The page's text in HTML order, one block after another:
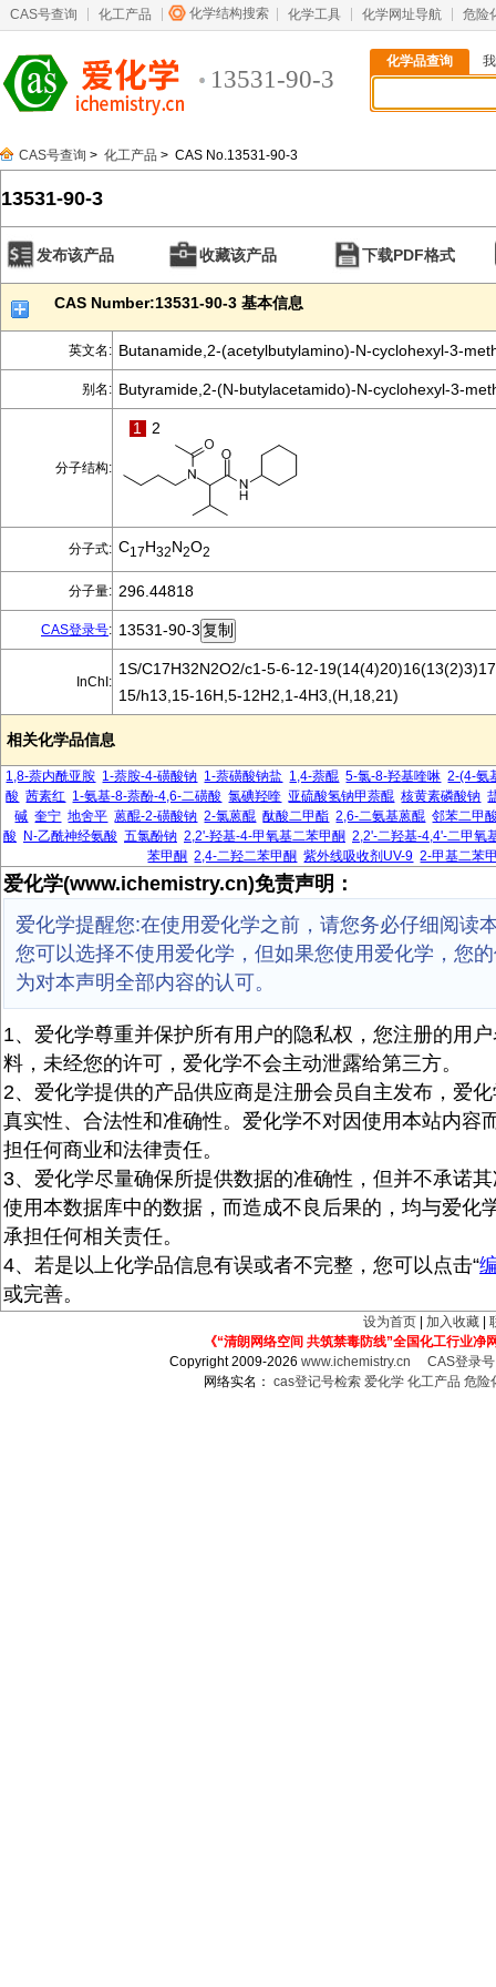
CAS号查询 化工产品 化学结构搜索 化学工具 化学网址导航 危险
13531-90-3
化学品查询
CAS号查询 > 化工产品 > CAS No.13531-90-3
13531-90-3
发布该产品 收藏该产品 下载PDF格式
CAS Number:13531-90-3 基本信息
英文名: Butanamide,2-(acetylbutylamino)-N-cyclohexyl-3-
别名: Butyramide,2-(N-butylacetamido)-N-cyclohexyl-3-
分子结构:
1 2
分子式: C17H32N2O2
分子量: 296.44818
CAS登录号: 13531-90-3
InChI:
1S/C17H32N2O2/c1-5-6-12-
15/h13,15-16H,5-12H2,1-4H3,(H,18,21)
相关化学品信息
1,8-萘内酰亚胺 1-萘胺-4-磺酸钠 1-萘磺酸钠盐 1,4-萘醌 5-氯-8-羟基喹啉 2-(4-氨
酸 茜素红 1-氨基-8-萘酚-4,6-二磺酸 氯碘羟喹 亚硫酸氢钠甲萘醌 核黄素磷酸钠
碱 奎宁 地舍平 蒽醌-2-磺酸钠 2-氯蒽醌 酞酸二甲酯 2,6-二氨基蒽醌 邻苯二甲
酸
N-乙酰神经氨酸 五氯酚钠 2,2'-羟基-4-甲氧基二苯甲酮 2,2'-二羟基-4,4'-二甲氧
苯甲酮 2,4-二羟二苯甲酮 紫外线吸收剂UV-9 2-甲基二苯
爱化学(www.ichemistry.cn)免责声明：
爱化学提醒您:在使用爱化学之前，请您务必仔细阅读
您可以选择不使用爱化学，但如果您使用爱化学，您
为对本声明全部内容的认可。
1、爱化学尊重并保护所有用户的隐私权，您注册的用
料，未经您的许可，爱化学不会主动泄露给第三方。
2、爱化学提供的产品供应商是注册会员自主发布，爱
真实性、合法性和准确性。爱化学不对因使用本站内容
担任何商业和法律责任。
3、爱化学尽量确保所提供数据的准确性，但并不承诺
使用本数据库中的数据，而造成不良后果的，均与爱化
承担任何相关责任。
4、若是以上化学品信息有误或者不完整，您可以点击“
或完善。
设为首页 加入收藏
《“清朗网络空间 共筑禁毒防线”全国化工行业净
Copyright 2009-2026www.ichemistry.cn
CAS登录
网络实名： cas登记号检索 爱化学 化工产品 危险